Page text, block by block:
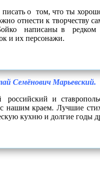
о том, что ты
отнести к творчеству
написаны в редком
и их персонажи.
Семёнович Марьевский.
российский и
с нашим краем. Лучшие
кухню и долгие годы